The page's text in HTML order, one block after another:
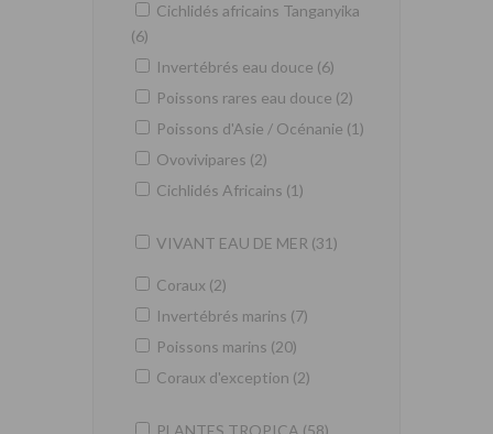
Cichlidés africains Tanganyika
(6)
Invertébrés eau douce (6)
Poissons rares eau douce (2)
Poissons d'Asie / Océnanie (1)
Ovovivipares (2)
Cichlidés Africains (1)
VIVANT EAU DE MER (31)
Coraux (2)
Invertébrés marins (7)
Poissons marins (20)
Coraux d'exception (2)
PLANTES TROPICA (58)